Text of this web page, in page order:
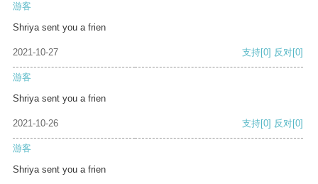
游客
Shriya sent you a frien
2021-10-27 支持[0] 反对[0]
游客
Shriya sent you a frien
2021-10-26 支持[0] 反对[0]
游客
Shriya sent you a frien